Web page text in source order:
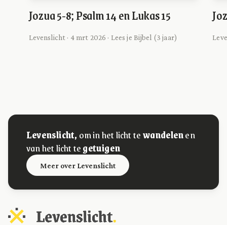
Jozua 5-8; Psalm 14 en Lukas 15
Levenslicht · 4 mrt 2026 · Lees je Bijbel (3 jaar)
Levenslicht, om in het licht tewandelenen
van het licht tegetuigen
Meer over Levenslicht